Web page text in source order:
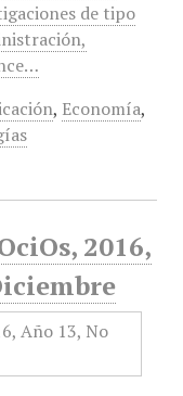
de tipo
, Economía,
2016,